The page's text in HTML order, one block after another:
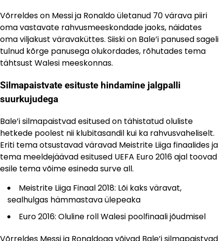
Võrreldes on Messi ja Ronaldo ületanud 70 värava piiri
oma vastavate rahvusmeeskondade jaoks, näidates
oma viljakust väravaküttes. Siiski on Bale’i panused sageli
tulnud kõrge panusega olukordades, rõhutades tema
tähtsust Walesi meeskonnas.
Silmapaistvate esituste hindamine jalgpalli
suurkujudega
Bale’i silmapaistvad esitused on tähistatud oluliste
hetkede poolest nii klubitasandil kui ka rahvusvaheliselt.
Eriti tema otsustavad väravad Meistrite Liiga finaalides ja
tema meeldejäävad esitused UEFA Euro 2016 ajal toovad
esile tema võime esineda surve all.
Meistrite Liiga Finaal 2018: Lõi kaks väravat,
sealhulgas hämmastava ülepeaka
Euro 2016: Oluline roll Walesi poolfinaali jõudmisel
Võrreldes Messi ja Ronaldoga võivad Bale’isilmapaistvad